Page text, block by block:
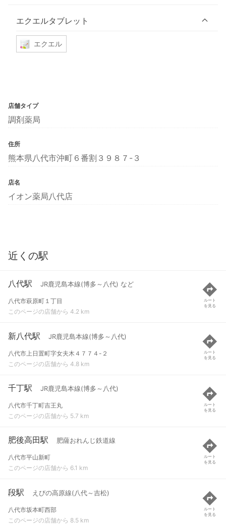
エクエルタブレット
エクエル
店舗タイプ
調剤薬局
住所
熊本県八代市沖町６番割３９８７-３
店名
イオン薬局八代店
近くの駅
八代駅 JR鹿児島本線(博多～八代) など
八代市萩原町１丁目
このページの店舗から 4.2 km
ルート
を見る
新八代駅 JR鹿児島本線(博多～八代)
八代市上日置町字女夫木４７７４-２
このページの店舗から 4.8 km
ルート
を見る
千丁駅 JR鹿児島本線(博多～八代)
八代市千丁町吉王丸
このページの店舗から 5.7 km
ルート
を見る
肥後高田駅 肥薩おれんじ鉄道線
八代市平山新町
このページの店舗から 6.1 km
ルート
を見る
段駅 えびの高原線(八代～吉松)
八代市坂本町西部
このページの店舗から 8.5 km
ルート
を見る